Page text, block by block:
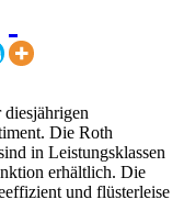
Die Roth
in Leistungsklassen
erhältlich. Die
und flüsterleise